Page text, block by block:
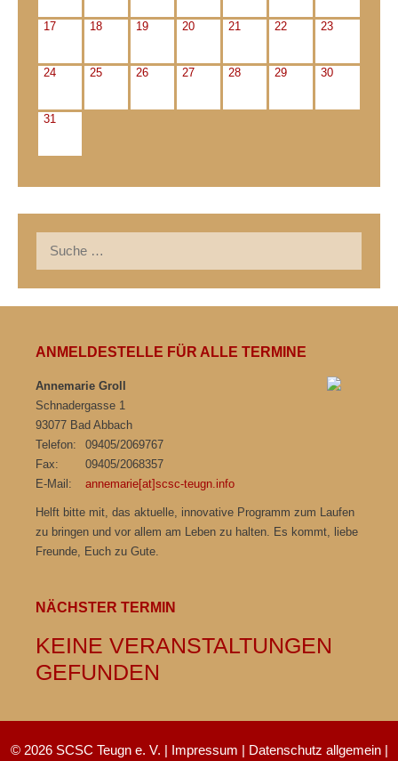
17 18 19 20 21 22 23
24 25 26 27 28 29 30
31
nach:
ANMELDESTELLE FÜR ALLE TERMINE
Annemarie Groll
Schnadergasse 1
93077 Bad Abbach
Telefon:
09405/2069767
Fax:
09405/2068357
E-Mail:
annemarie[at]scsc-teugn.info
Helft bitte mit, das aktuelle, innovative Programm zum Laufen
zu bringen und vor allem am Leben zu halten. Es kommt, liebe
Freunde, Euch zu Gute.
NÄCHSTER TERMIN
KEINE VERANSTALTUNGEN
GEFUNDEN
© 2026 SCSC Teugn e. V. | Impressum | Datenschutz allgemein|